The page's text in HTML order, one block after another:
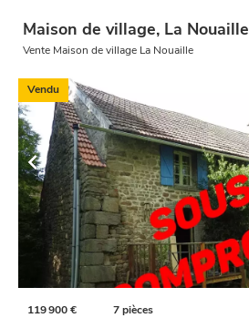
Maison de village, La Nouaille
Vente Maison de village La Nouaille
119 900 € 7 pièces
Vendu